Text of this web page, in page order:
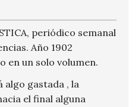
periódico semanal
Año 1902
en un solo volumen.
algo gastada , la
el final alguna